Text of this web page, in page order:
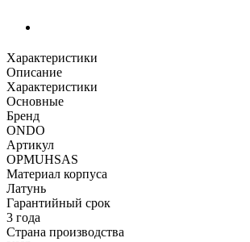
Характеристики
Описание
Характеристики
Основные
Бренд
ONDO
Артикул
OPMUHSAS
Материал корпуса
Латунь
Гарантийный срок
3 года
Страна производства